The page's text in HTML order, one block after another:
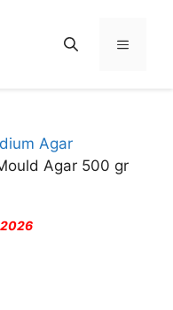
Menu
Agar
Agar 500 gr
2026